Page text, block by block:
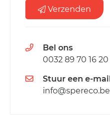
Verzenden
Bel ons
0032 89 70 16 20
Stuur een e-mail
info@spereco.be